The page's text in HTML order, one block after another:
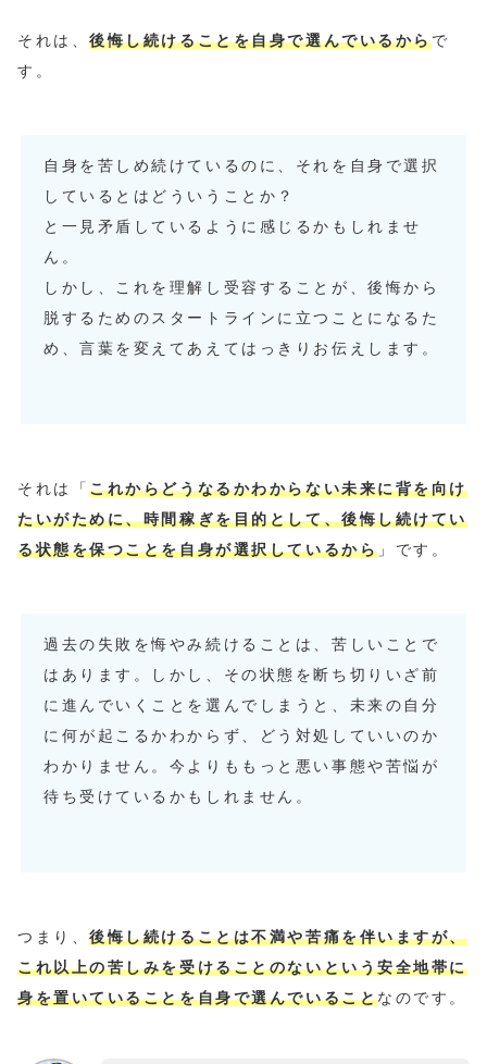
それは、後悔し続けることを自身で選んでいるからで
す。
自身を苦しめ続けているのに、それを自身で選択
しているとはどういうことか？
と一見矛盾しているように感じるかもしれませ
ん。
しかし、これを理解し受容することが、後悔から
脱するためのスタートラインに立つことになるた
め、言葉を変えてあえてはっきりお伝えします。
それは「これからどうなるかわからない未来に背を向け
たいがために、時間稼ぎを目的として、後悔し続けてい
る状態を保つことを自身が選択しているから 」です。
過去の失敗を悔やみ続けることは、苦しいことで
はあります。しかし、その状態を断ち切りいざ前
に進んでいくことを選んでしまうと、未来の自分
に何が起こるかわからず、どう対処していいのか
わかりません。今よりももっと悪い事態や苦悩が
待ち受けているかもしれません。
つまり、後悔し続けることは不満や苦痛を伴いますが、
これ以上の苦しみを受けることのないという安全地帯に
身を置いていることを自身で選んでいることなのです。